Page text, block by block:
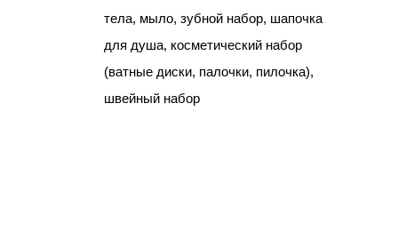
тела, мыло, зубной набор, шапочка
для душа, косметический набор
(ватные диски, палочки, пилочка),
швейный набор